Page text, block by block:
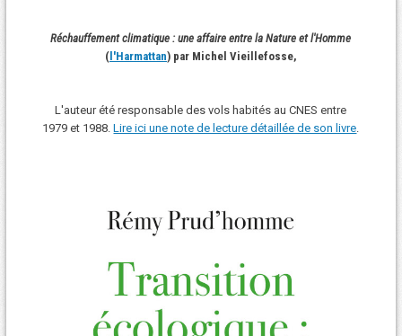
Réchauffement climatique : une affaire entre la Nature et l'Homme
(l'Harmattan) par Michel Vieillefosse,
L'auteur été responsable des vols habités au CNES entre
1979 et 1988.Lire ici une note de lecture détaillée de son livre